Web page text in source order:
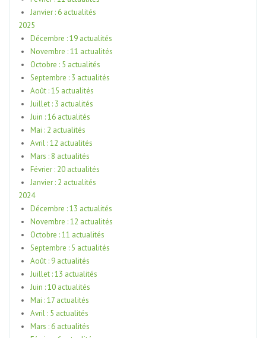
Janvier : 6 actualités
2025
Décembre : 19 actualités
Novembre : 11 actualités
Octobre : 5 actualités
Septembre : 3 actualités
Août : 15 actualités
Juillet : 3 actualités
Juin : 16 actualités
Mai : 2 actualités
Avril : 12 actualités
Mars : 8 actualités
Février : 20 actualités
Janvier : 2 actualités
2024
Décembre : 13 actualités
Novembre : 12 actualités
Octobre : 11 actualités
Septembre : 5 actualités
Août : 9 actualités
Juillet : 13 actualités
Juin : 10 actualités
Mai : 17 actualités
Avril : 5 actualités
Mars : 6 actualités